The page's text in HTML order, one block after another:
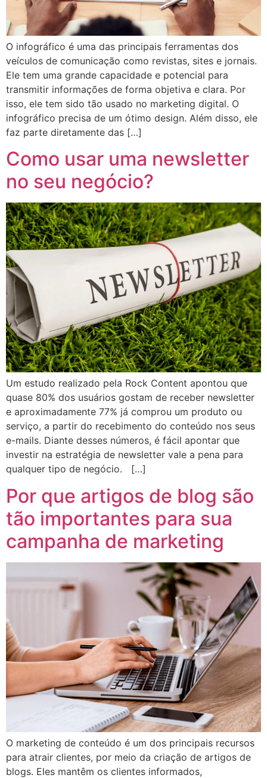
O infográfico é uma das principais ferramentas dos
veículos de comunicação como revistas, sites e jornais.
Ele tem uma grande capacidade e potencial para
transmitir informações de forma objetiva e clara. Por
isso, ele tem sido tão usado no marketing digital. O
infográfico precisa de um ótimo design. Além disso, ele
faz parte diretamente das […]
Como usar uma newsletter
no seu negócio?
Um estudo realizado pela Rock Content apontou que
quase 80% dos usuários gostam de receber newsletter
e aproximadamente 77% já comprou um produto ou
serviço, a partir do recebimento do conteúdo nos seus
e-mails. Diante desses números, é fácil apontar que
investir na estratégia de newsletter vale a pena para
qualquer tipo de negócio. […]
Por que artigos de blog são
tão importantes para sua
campanha de marketing
O marketing de conteúdo é um dos principais recursos
para atrair clientes, por meio da criação de artigos de
blogs. Eles mantêm os clientes informados,